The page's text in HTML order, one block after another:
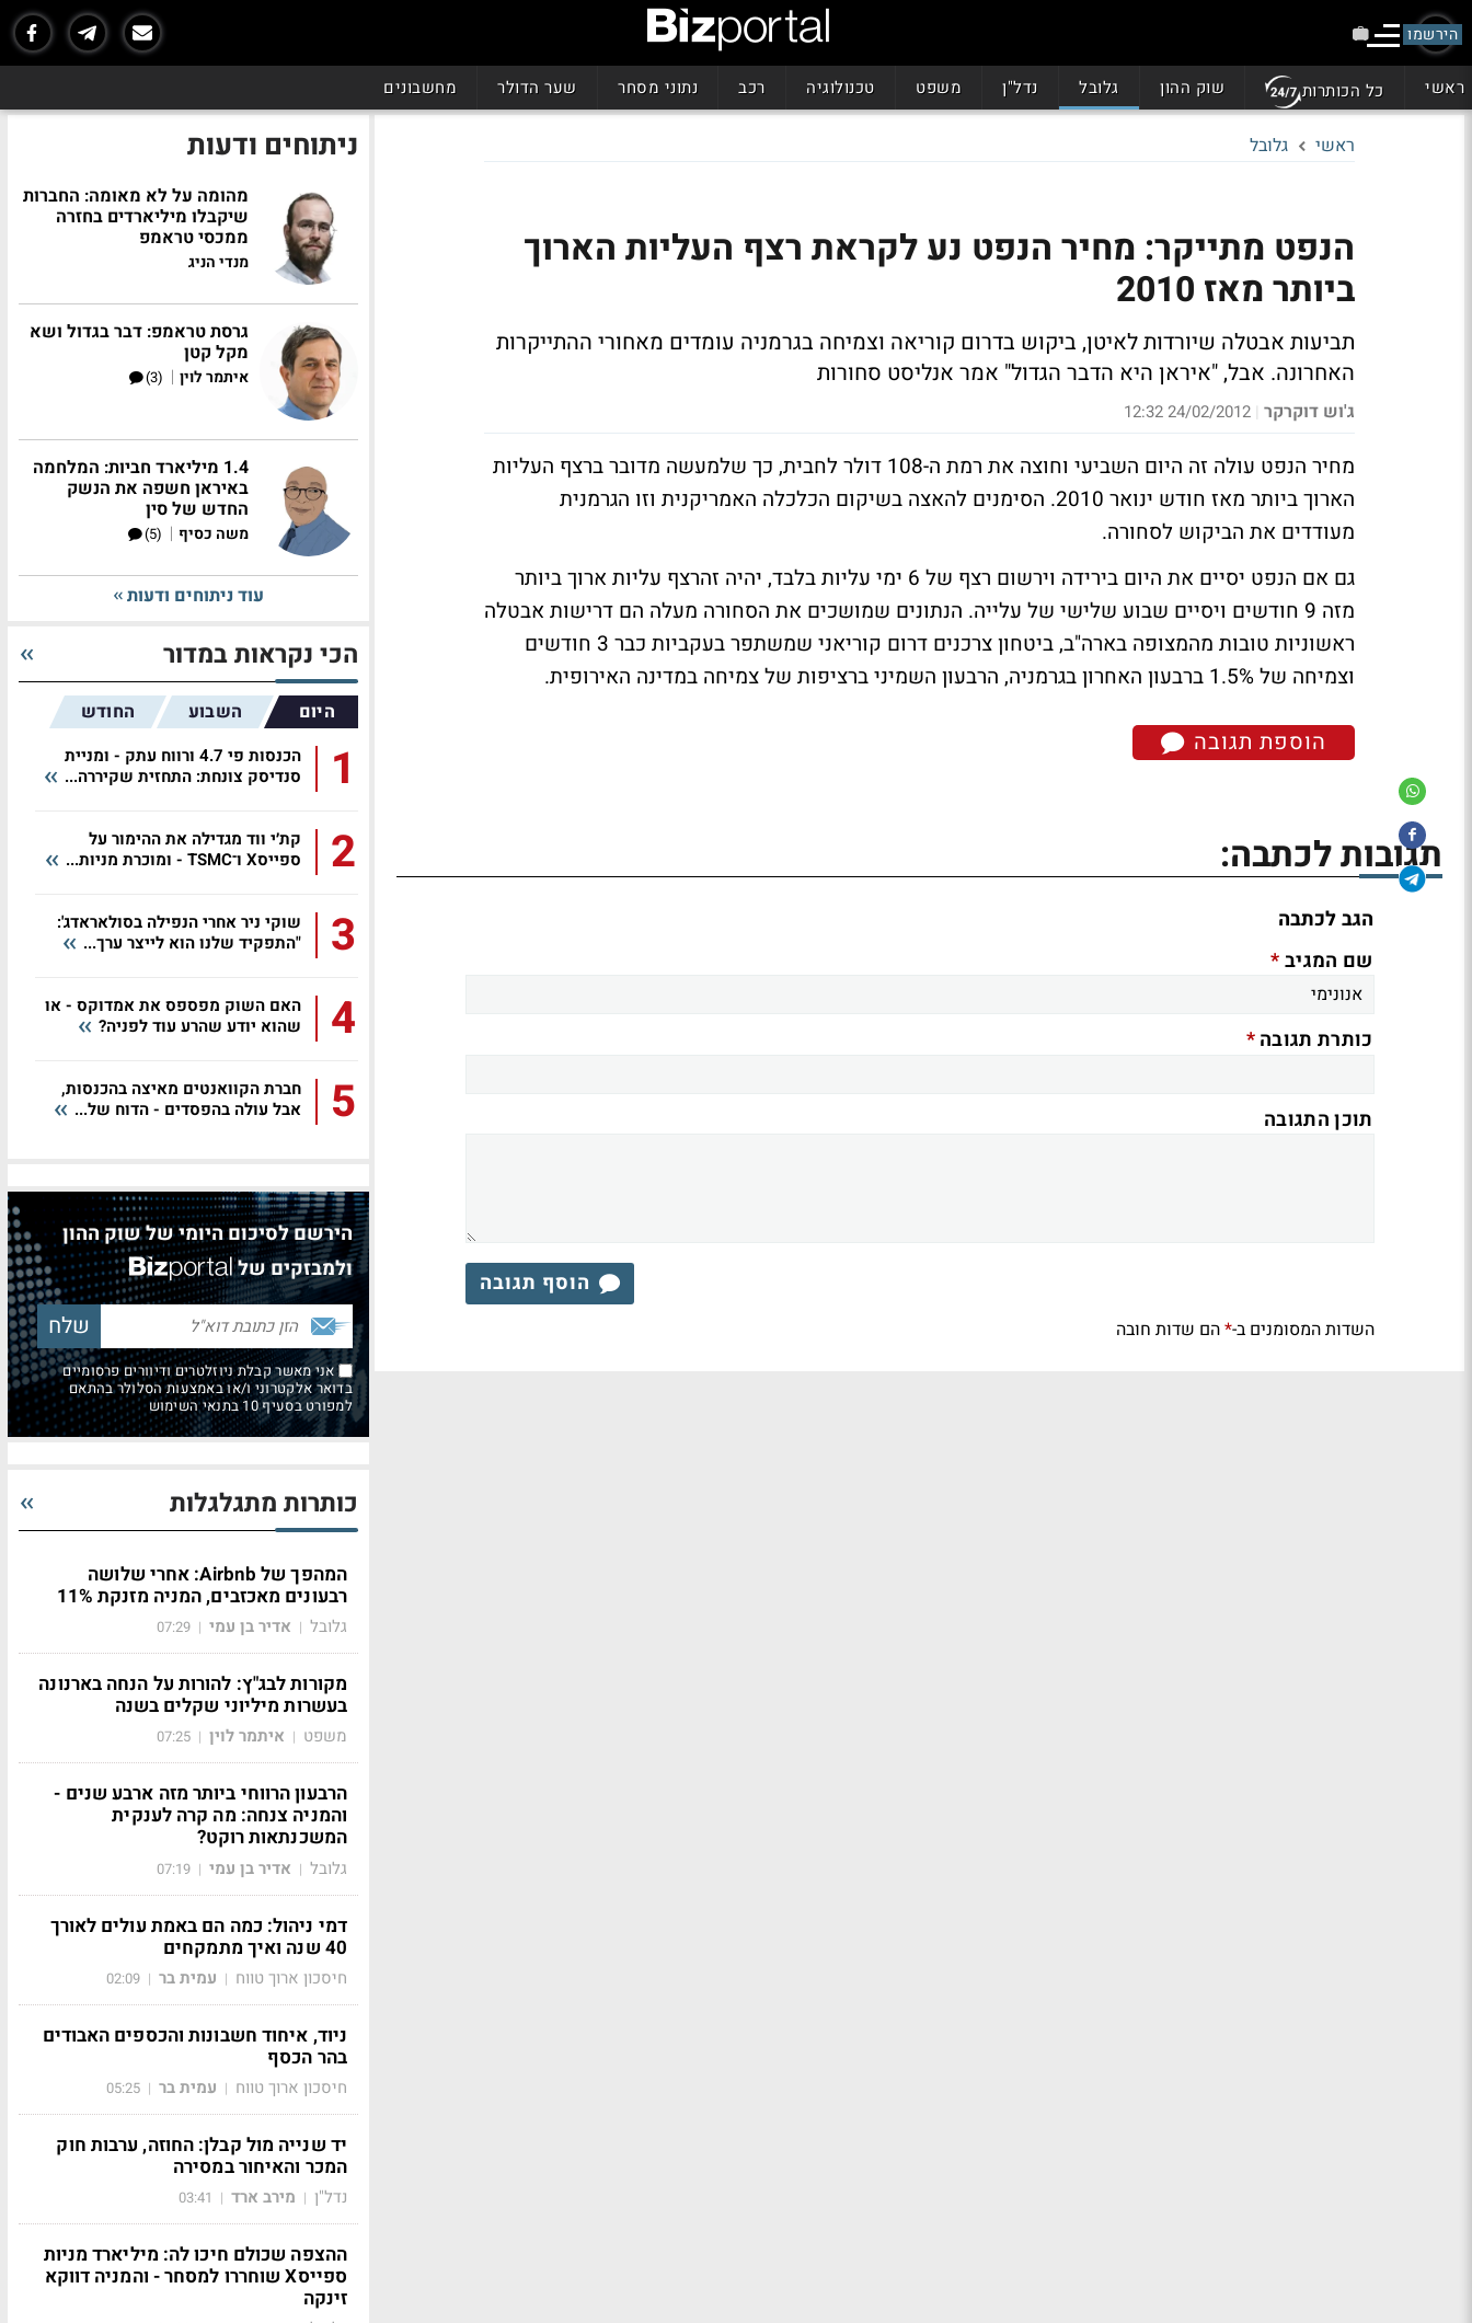
הירשמו
ראשי כל הכותרות שוק ההון גלובל נדל"ן משפט טכנולוגיה רכב נתוני מסחר שער הדולר מחשבונים
ראשי גלובל
הנפט מתייקר: מחיר הנפט נע לקראת רצף העליות הארוך
ביותר מאז 2010
תביעות אבטלה שיורדות לאיטן, ביקוש בדרום קוריאה וצמיחה בגרמניה עומדים מאחורי ההתייקרות
האחרונה. אבל, "איראן היא הדבר הגדול" אמר אנליסט סחורות
ג'וש דוקרקר |
24/02/2012 12:32
מחיר הנפט עולה זה היום השביעי וחוצה את רמת ה-108 דולר לחבית, כך שלמעשה מדובר ברצף העליות
הארוך ביותר מאז חודש ינואר 2010. הסימנים להאצה בשיקום הכלכלה האמריקנית וזו הגרמנית
מעודדים את הביקוש לסחורה.
גם אם הנפט יסיים את היום בירידה וירשום רצף של 6 ימי עליות בלבד, יהיה זהרצף עליות ארוך ביותר
מזה 9 חודשים ויסיים שבוע שלישי של עלייה. הנתונים שמושכים את הסחורה מעלה הם דרישות אבטלה
ראשוניות טובות מהמצופה בארה"ב, ביטחון צרכנים דרום קוריאני שמשתפר בעקביות כבר 3 חודשים
וצמיחה של 1.5% ברבעון האחרון בגרמניה, הרבעון השמיני ברציפות של צמיחה במדינה האירופית.
הוספת תגובה
תגובות לכתבה:
הגב לכתבה
שם המגיב*
כותרת תגובה*
תוכן התגובה
הוסף תגובה
השדות המסומנים ב-*הם שדות חובה
ניתוחים ודעות
מהומה על לא מאומה: החברות
שיקבלו מיליארדים בחזרה
ממכסי טראמפ
מנדי הניג
גרסת טראמפ: דבר בגדול ושא
מקל קטן
איתמר לוין |
(3)
1.4 מיליארד חביות: המלחמה
באיראן חשפה את הנשק
החדש של סין
משה כסיף |
(5)
עוד ניתוחים ודעות
הכי נקראות במדור
היום השבוע החודש
1
הכנסות פי 4.7 ורווח עתק - ומניית
סנדיסק צונחת: התחזית שקיררה...
2
קת׳י ווד מגדילה את ההימור על
ספייסX ו־TSMC - ומוכרת מניות...
3
שוקי ניר אחרי הנפילה בסולאראדג':
"התפקיד שלנו הוא לייצר ערך...
4
האם השוק מפספס את אמדוקס - או
שהוא יודע שהרע עוד לפניה?
5
חברת הקוואנטים מאיצה בהכנסות,
אבל עולה בהפסדים - הדוח של...
הירשם לסיכום היומי של שוק ההון
ולמבזקים של
אני מאשר קבלת ניוזלטרים ודיוורים פרסומיים
בדואר אלקטרוני ו/או באמצעות הסלולר בהתאם
למפורט בסעיף 10 בתנאי השימוש
כותרות מתגלגלות
המהפך של Airbnb: אחרי שלושה
רבעונים מאכזבים, המניה מזנקת 11%
גלובל | אדיר בן עמי |
07:29
מקורות לבג"ץ: להורות על הנחה בארנונה
בעשרות מיליוני שקלים בשנה
משפט | איתמר לוין |
07:25
הרבעון הרווחי ביותר מזה ארבע שנים -
והמניה צנחה: מה קרה לענקית
המשכנתאות רוקט?
גלובל | אדיר בן עמי |
07:19
דמי ניהול: כמה הם באמת עולים לאורך
40 שנה ואיך מתמקחים
חיסכון ארוך טווח | עמית בר |
02:09
ניוד, איחוד חשבונות והכספים האבודים
בהר הכסף
חיסכון ארוך טווח | עמית בר |
05:25
יד שנייה מול קבלן: החוזה, ערבות חוק
המכר והאיחור במסירה
נדל"ן | מירב ארד |
03:41
ההצפה שכולם חיכו לה: מיליארד מניות
ספייסX שוחררו למסחר - והמניה דווקא
זינקה